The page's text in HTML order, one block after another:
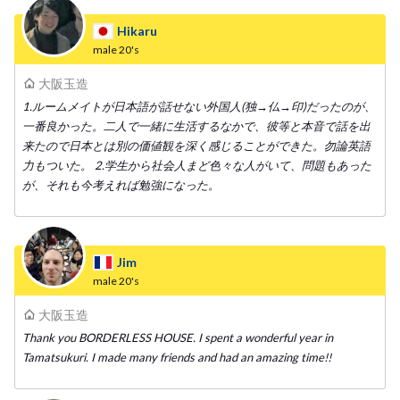
Hikaru
male20's
大阪玉造
1.ルームメイトが日本語が話せない外国人(独→仏→印)だったのが、
一番良かった。二人で一緒に生活するなかで、彼等と本音で話を出
来たので日本とは別の価値観を深く感じることができた。勿論英語
力もついた。 2.学生から社会人まど色々な人がいて、問題もあった
が、それも今考えれば勉強になった。
Jim
male20's
大阪玉造
Thank you BORDERLESS HOUSE. I spent a wonderful year in
Tamatsukuri. I made many friends and had an amazing time!!